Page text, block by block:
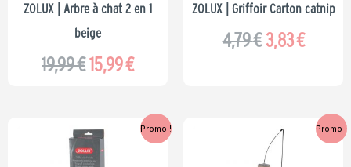
ZOLUX | Arbre à chat 2 en 1
beige
19,99€15,99€
ZOLUX | Griffoir Carton catnip
4,79€ 3,83€
Promo !
Le
prix
Le
Promo !
Le
prix
Le